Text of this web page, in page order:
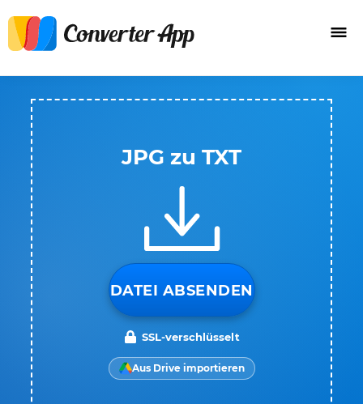
JPG zu TXT
DATEI ABSENDEN
SSL-verschlüsselt
Aus Drive importieren